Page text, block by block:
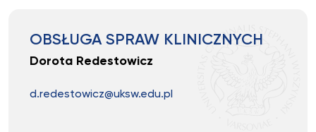
OBSŁUGA SPRAW KLINICZNYCH
Dorota Redestowicz
d.redestowicz@uksw.edu.pl